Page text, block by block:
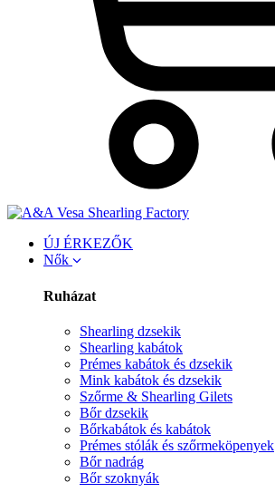
ÚJ ÉRKEZŐK
Nők
Ruházat
Shearling dzsekik
Shearling kabátok
Prémes kabátok és dzsekik
Mink kabátok és dzsekik
Szőrme & Shearling Gilets
Bőr dzsekik
Bőrkabátok és kabátok
Prémes stólák és szőrmeköpenyek
Bőr nadrág
Bőr szoknyák